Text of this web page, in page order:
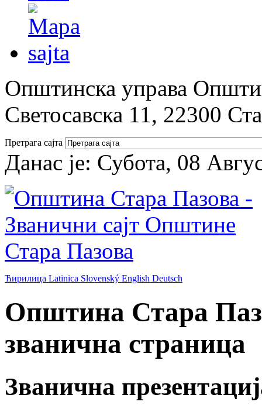
Општинска управа
Светосавска 11, 22300
Претрага сајта
Данас је: Субота, 08
Ћирилица Latinica Slovenský English Deutsch
Општина Стара
званична страница
Званична